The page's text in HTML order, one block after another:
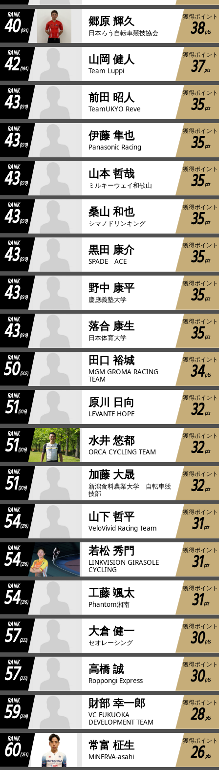
RANK
40(181)
郷原 輝久
日本ろう自転車競技協会
獲得ポイント
38pts
RANK
42(184)
山岡 健人
Team Luppi
獲得ポイント
37pts
RANK
43(190)
前田 昭人
TeamUKYO Reve
獲得ポイント
35pts
RANK
43(190)
伊藤 隼也
Panasonic Racing
獲得ポイント
35pts
RANK
43(190)
山本 哲哉
ミルキーウェイ和歌山
獲得ポイント
35pts
RANK
43(190)
桑山 和也
シマノドリンキング
獲得ポイント
35pts
RANK
43(190)
黒田 康介
SPADE ACE
獲得ポイント
35pts
RANK
43(190)
野中 康平
慶應義塾大学
獲得ポイント
35pts
RANK
43(190)
落合 康生
日本体育大学
獲得ポイント
35pts
RANK
50(202)
田口 裕城
MGM GROMA RACING
TEAM
獲得ポイント
34pts
RANK
51(206)
原川 日向
LEVANTE HOPE
獲得ポイント
32pts
RANK
51(206)
水井 悠都
ORCA CYCLING TEAM
獲得ポイント
32pts
RANK
51(206)
加藤 大晟
新潟食料農業大学 自転車競
技部
獲得ポイント
32pts
RANK
54(216)
山下 哲平
VeloVivid Racing Team
獲得ポイント
31pts
RANK
54(216)
若松 秀門
LINKVISION GIRASOLE
CYCLING
獲得ポイント
31pts
RANK
54(216)
工藤 颯太
Phantom湘南
獲得ポイント
31pts
RANK
57 (223)
大倉 健一
セオレーシング
獲得ポイント
30pts
RANK
57 (223)
高橋 誠
Roppongi Express
獲得ポイント
30pts
RANK
59(238)
財部 幸一郎
VC FUKUOKA
DEVELOPMENT TEAM
獲得ポイント
28pts
RANK
60(251)
常富 柾生
MiNERVA-asahi
獲得ポイント
26pts